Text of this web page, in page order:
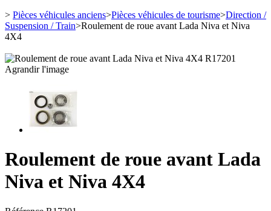
> Pièces véhicules anciens>Pièces véhicules de tourisme>Direction /
Suspension / Train>Roulement de roue avant Lada Niva et Niva
4X4
Agrandir l'image
Roulement de roue avant Lada
Niva et Niva 4X4